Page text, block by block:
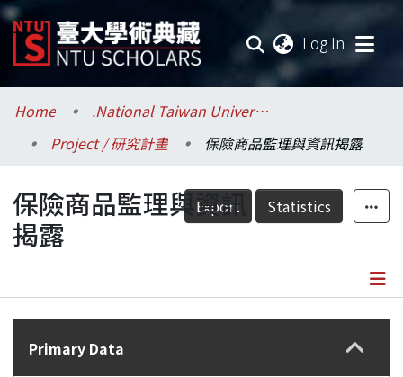
Log In
Communities & Collections
Research Outputs
Fundings & Projects
Researchers
Statistics
Home
.National Taiwan University / 國立臺灣大學
Project / 研究計畫
保險商品監理與資訊揭露
Export Statistics
保險商品監理與資訊
揭露
Details
Primary Data